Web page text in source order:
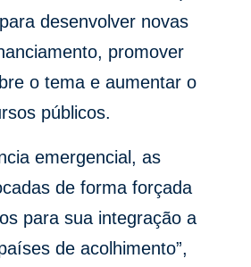
desenvolver novas
promover
o tema e aumentar o
públicos.
emergencial, as
de forma forçada
para sua integração a
de acolhimento”,